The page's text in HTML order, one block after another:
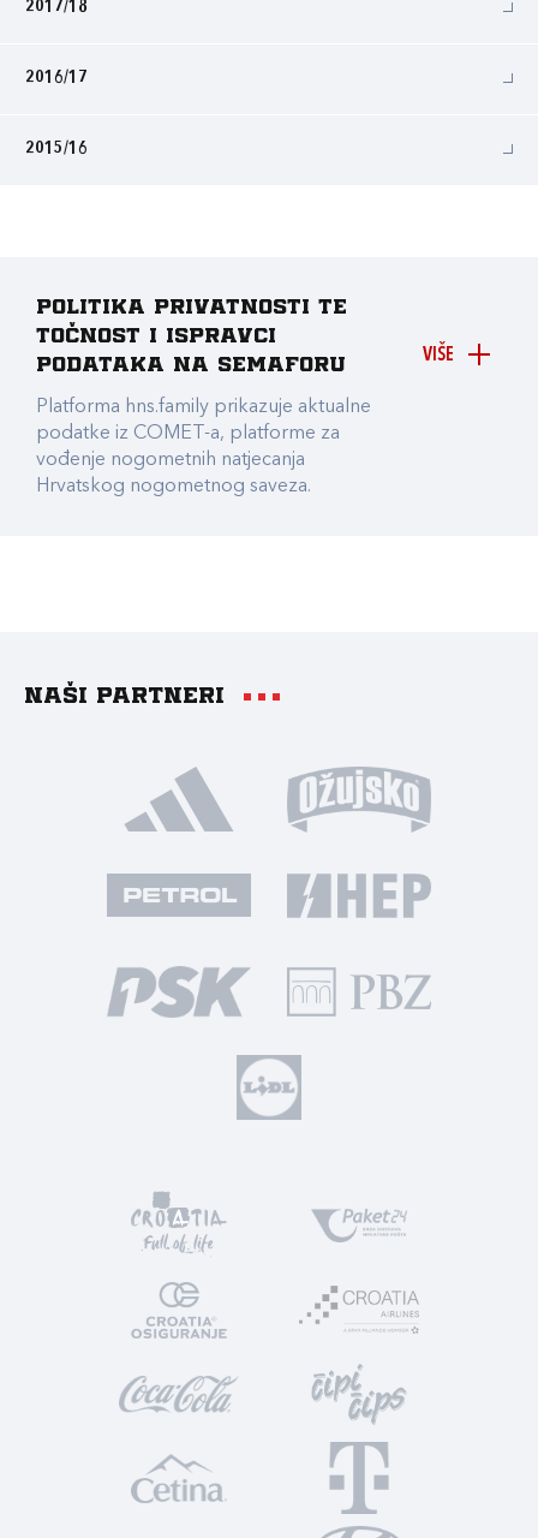
2017/18
2016/17
2015/16
VIŠE
Politika privatnosti te
točnost i ispravci
podataka na Semaforu
Platforma hns.family prikazuje aktualne
podatke iz COMET-a, platforme za
vođenje nogometnih natjecanja
Hrvatskog nogometnog saveza.
Naši partneri